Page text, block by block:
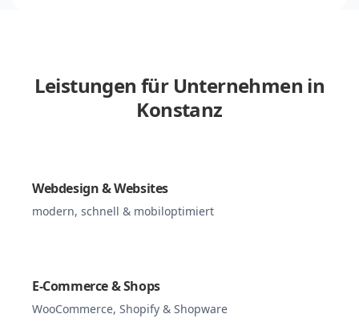
Leistungen für Unternehmen in
Konstanz
Webdesign & Websites
modern, schnell & mobiloptimiert
E-Commerce & Shops
WooCommerce, Shopify & Shopware